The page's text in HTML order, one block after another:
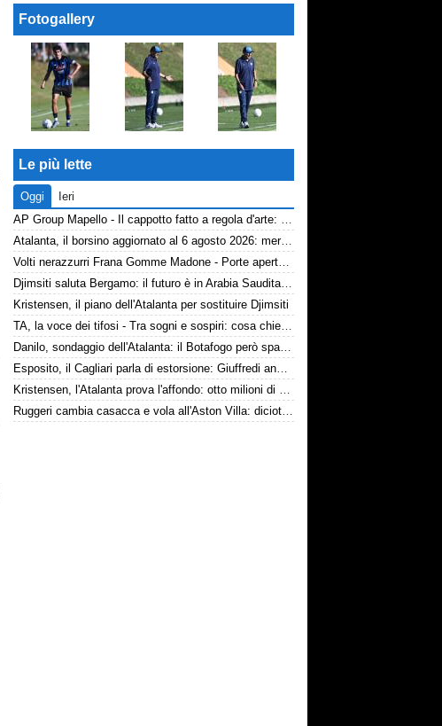
Fotogallery
Le più lette
Oggi
Ieri
AP Group Mapello - Il cappotto fatto a regola d'arte: qualità certificata ICMQ
Atalanta, il borsino aggiornato al 6 agosto 2026: mercato in entrata ancora in stand-by. Si lavora sulle cessioni
Volti nerazzurri Frana Gomme Madone - Porte aperte alla New Balance Arena: i volti dei tifosi della Dea
Djimsiti saluta Bergamo: il futuro è in Arabia Saudita! Tre milioni e firma biennale
Kristensen, il piano dell'Atalanta per sostituire Djimsiti
TA, la voce dei tifosi - Tra sogni e sospiri: cosa chiedono davvero i tifosi dell'Atalanta
Danilo, sondaggio dell'Atalanta: il Botafogo però spara alto
Esposito, il Cagliari parla di estorsione: Giuffredi annuncia denuncia
Kristensen, l'Atalanta prova l'affondo: otto milioni di distanza
Ruggeri cambia casacca e vola all'Aston Villa: diciotto milioni più bonus